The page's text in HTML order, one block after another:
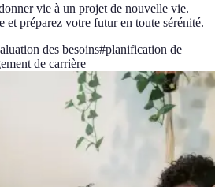
vie à un projet de nouvelle vie.
et préparez votre futur en toute sérénité.
des besoins#planification de
de carrière